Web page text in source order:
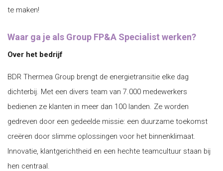
te maken!
Waar ga je als Group FP&A Specialist werken?
Over het bedrijf
BDR Thermea Group brengt de energietransitie elke dag
dichterbij. Met een divers team van 7.000 medewerkers
bedienen ze klanten in meer dan 100 landen. Ze worden
gedreven door een gedeelde missie: een duurzame toekomst
creëren door slimme oplossingen voor het binnenklimaat.
Innovatie, klantgerichtheid en een hechte teamcultuur staan bij
hen centraal.